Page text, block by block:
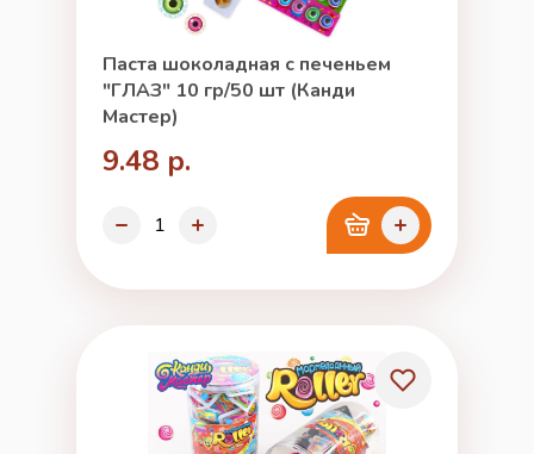
Паста шоколадная с печеньем
"ГЛАЗ" 10 гр/50 шт (Канди
Мастер)
9.48 р.